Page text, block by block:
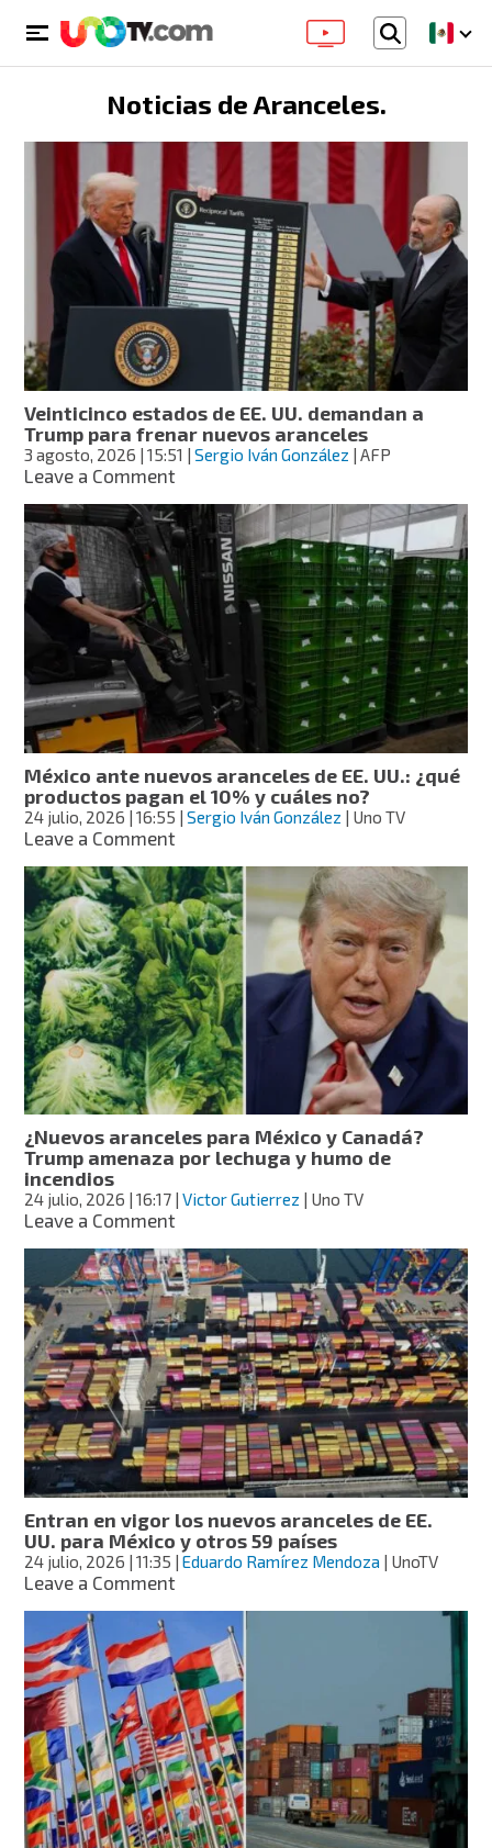
Noticias de Aranceles.
Veinticinco estados de EE. UU. demandan a
Trump para frenar nuevos aranceles
3 agosto, 2026 | 15:51 |Sergio Iván González | AFP
Leave a Commenton
estados
de
EE.
UU.
demandan
a
Trump
para
frenar
nuevos
aranceles
México ante nuevos aranceles de EE. UU.: ¿qué
productos pagan el 10% y cuáles no?
24 julio, 2026 | 16:55 |Sergio Iván González | Uno TV
Leave a Commenton
ante
nuevos
aranceles
de
EE.
UU.:
¿qué
productos
pagan
el
10%
y
cuáles
no?
¿Nuevos aranceles para México y Canadá?
Trump amenaza por lechuga y humo de
incendios
24 julio, 2026 | 16:17 |Victor Gutierrez | Uno TV
Leave a Commenton
aranceles
para
México
y
Canadá?
Trump
amenaza
por
lechuga
y
humo
de
incendios
Entran en vigor los nuevos aranceles de EE.
UU. para México y otros 59 países
24 julio, 2026 | 11:35 |Eduardo Ramírez Mendoza | UnoTV
Leave a Commenton
vigor
los
nuevos
aranceles
de
EE.
UU.
para
México